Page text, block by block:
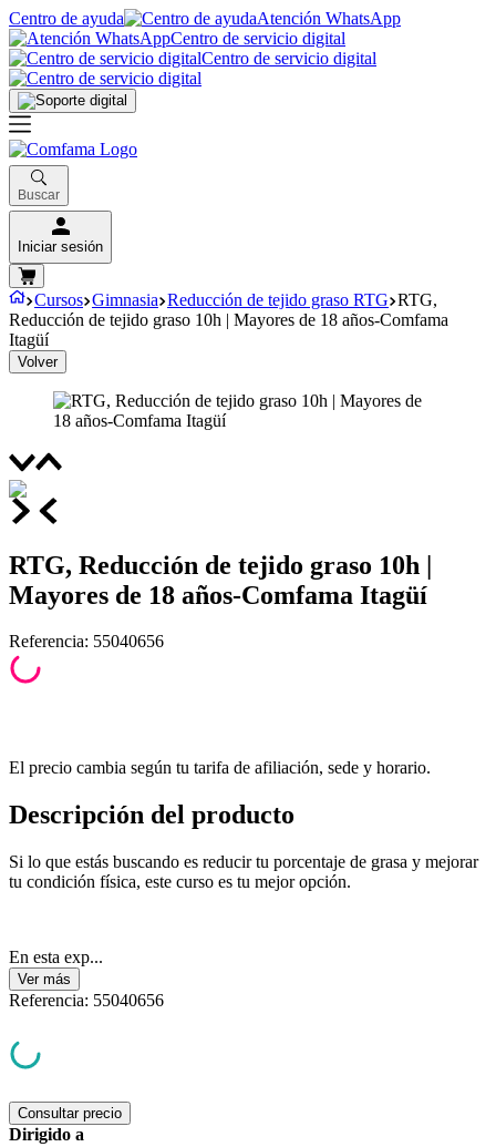
Centro de ayuda
Atención WhatsApp
Centro de servicio digital
Centro de servicio digital
Buscar
Iniciar sesión
Cursos Gimnasia Reducción de tejido graso RTG RTG,
Reducción de tejido graso 10h | Mayores de 18 años-Comfama
Itagüí
Volver
RTG, Reducción de tejido graso 10h |
Mayores de 18 años-Comfama Itagüí
Referencia: 55040656
El precio cambia según tu tarifa de afiliación, sede y horario.
Descripción del producto
Si lo que estás buscando es reducir tu porcentaje de grasa y mejorar
tu condición física, este curso es tu mejor opción.
En esta exp...
Ver más
Referencia: 55040656
Consultar precio
Dirigido a